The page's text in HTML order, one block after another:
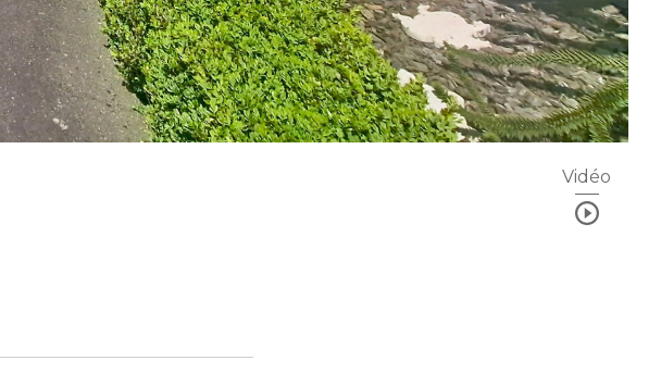
Vidéo